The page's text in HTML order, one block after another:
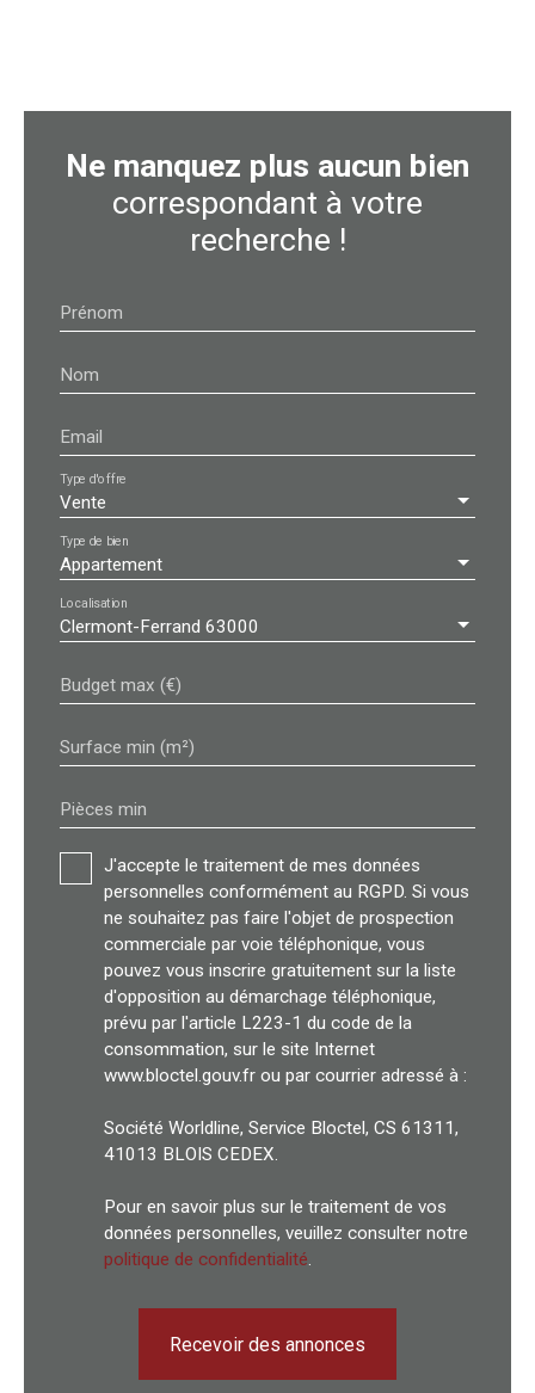
Ne manquez plus aucun bien
correspondant à votre
recherche !
Prénom
Nom
Email
Vente
Type d'offre
Appartement
Type de bien
Clermont-Ferrand 63000
Localisation
Budget max (€)
Surface min (m²)
Pièces min
J'accepte le traitement de mes données
personnelles conformément au RGPD. Si vous
ne souhaitez pas faire l'objet de prospection
commerciale par voie téléphonique, vous
pouvez vous inscrire gratuitement sur la liste
d'opposition au démarchage téléphonique,
prévu par l'article L223-1 du code de la
consommation, sur le site Internet
www.bloctel.gouv.fr ou par courrier adressé à :
Société Worldline, Service Bloctel, CS 61311,
41013 BLOIS CEDEX.
Pour en savoir plus sur le traitement de vos
données personnelles, veuillez consulter notre
politique de confidentialité.
Recevoir des annonces